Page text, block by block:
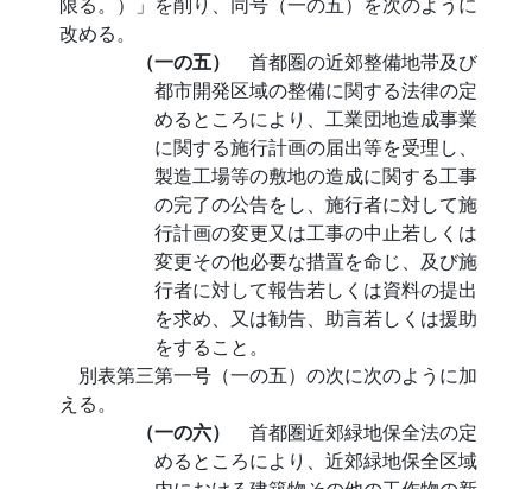
改める。
（一の五） 首都圏の近郊整備地帯及び
都市開発区域の整備に関する法律の定
めるところにより、工業団地造成事業
に関する施行計画の届出等を受理し、
製造工場等の敷地の造成に関する工事
の完了の公告をし、施行者に対して施
行計画の変更又は工事の中止若しくは
変更その他必要な措置を命じ、及び施
行者に対して報告若しくは資料の提出
を求め、又は勧告、助言若しくは援助
をすること。
別表第三第一号（一の五）の次に次のように加
える。
（一の六） 首都圏近郊緑地保全法の定
めるところにより、近郊緑地保全区域